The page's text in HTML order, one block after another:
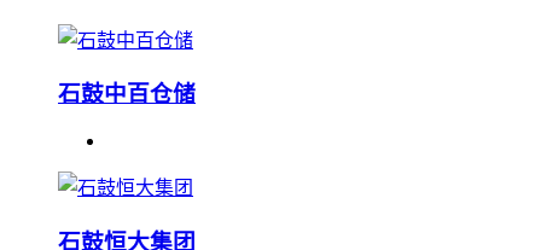
石鼓中百仓储
石鼓恒大集团